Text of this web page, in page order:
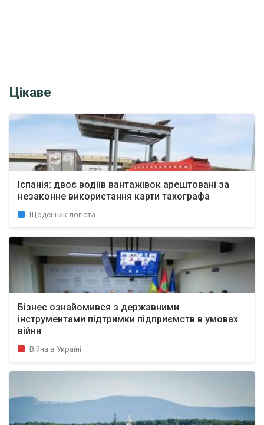
Цікаве
Іспанія: двоє водіїв вантажівок арештовані за
незаконне використання карти тахографа
Щоденник логіста
Бізнес ознайомився з державними
інструментами підтримки підприємств в умовах
війни
Війна в Україні